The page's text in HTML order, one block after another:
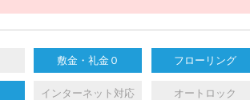
敷金・礼金０ フローリング
インターネット対応 オートロック